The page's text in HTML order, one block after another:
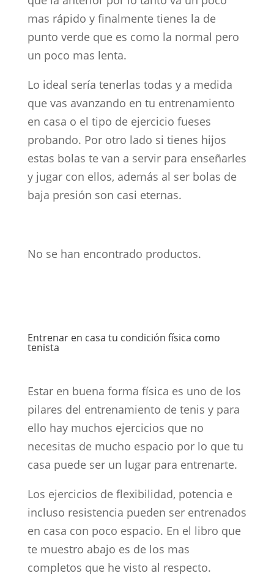
mas rápido y finalmente tienes la de
punto verde que es como la normal pero
un poco mas lenta.
Lo ideal sería tenerlas todas y a medida
que vas avanzando en tu entrenamiento
en casa o el tipo de ejercicio fueses
probando. Por otro lado si tienes hijos
estas bolas te van a servir para enseñarles
y jugar con ellos, además al ser bolas de
baja presión son casi eternas.
No se han encontrado productos.
Entrenar en casa tu condición física como
tenista
Estar en buena forma física es uno de los
pilares del entrenamiento de tenis y para
ello hay muchos ejercicios que no
necesitas de mucho espacio por lo que tu
casa puede ser un lugar para entrenarte.
Los ejercicios de flexibilidad, potencia e
incluso resistencia pueden ser entrenados
en casa con poco espacio. En el libro que
te muestro abajo es de los mas
completos que he visto al respecto.